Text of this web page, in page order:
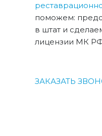
поможем:
в штат и
лицензии МК
ЗАКАЗАТЬ